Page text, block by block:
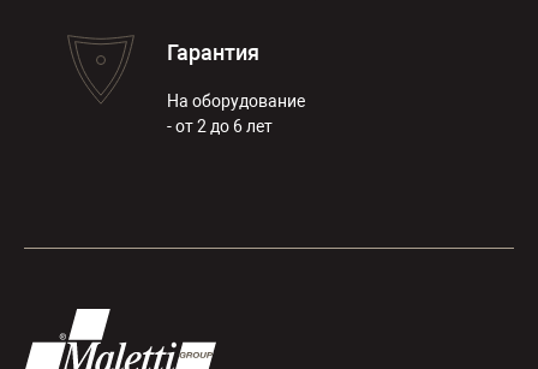
Гарантия
На оборудование
- от 2 до 6 лет